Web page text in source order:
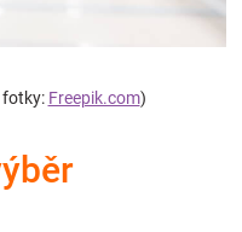
fotky: Freepik.com)